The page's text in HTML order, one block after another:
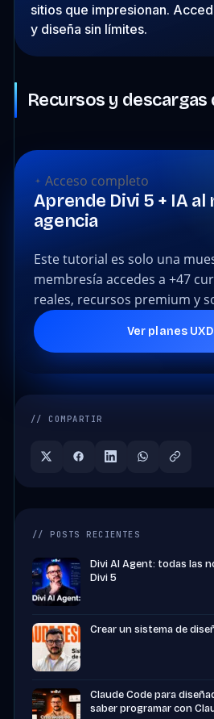
sitios que impresionan.
y diseña sin límites.
Recursos y
Acceso completo
Aprende Divi 5 + IA al
agencia
Este tutorial es solo una
membresía accedes a +47
reales, recursos premium y
Ver planes
// COMPARTIR
// POSTS RECIENTES
Divi AI Agent: todas las
Divi 5
Crear un sistema de
Claude Code para
saber programar con